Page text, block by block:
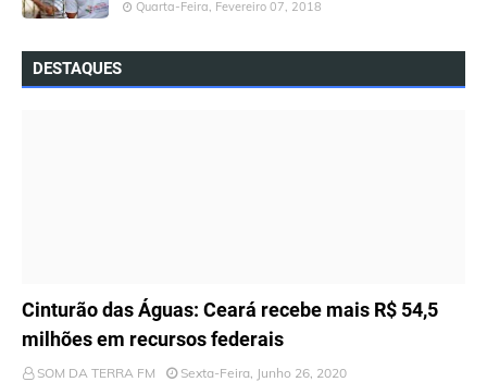
Quarta-Feira, Fevereiro 07, 2018
DESTAQUES
ÚLTIMAS NOTÍCIAS
Cinturão das Águas: Ceará recebe mais R$ 54,5
milhões em recursos federais
SOM DA TERRA FM
Sexta-Feira, Junho 26, 2020